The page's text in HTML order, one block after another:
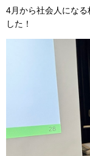
4月から社会人にな
した！